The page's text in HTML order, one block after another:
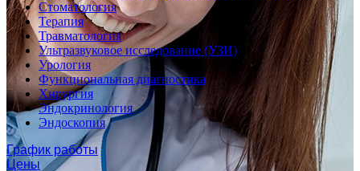
Стоматология
Терапия
Травматология
Ультразвуковое исследование (УЗИ)
Урология
Функциональная диагностика
Хирургия
Эндокринология
Эндоскопия
График работы
Цены